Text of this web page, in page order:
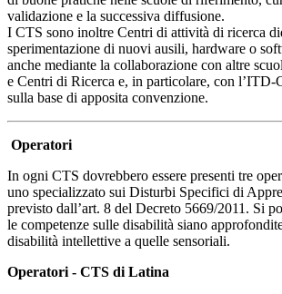
validazione e la successiva diffusione.
I CTS sono inoltre Centri di attività di ricerca
sperimentazione di nuovi ausili, hardware o
anche mediante la collaborazione con altre
e Centri di Ricerca e, in particolare, con l’ITD-
sulla base di apposita convenzione.
Operatori
In ogni CTS dovrebbero essere presenti tre
uno specializzato sui Disturbi Specifici di
previsto dall’art. 8 del Decreto 5669/2011. Si
le competenze sulle disabilità siano
disabilità intellettive a quelle sensoriali.
Operatori - CTS di Latina